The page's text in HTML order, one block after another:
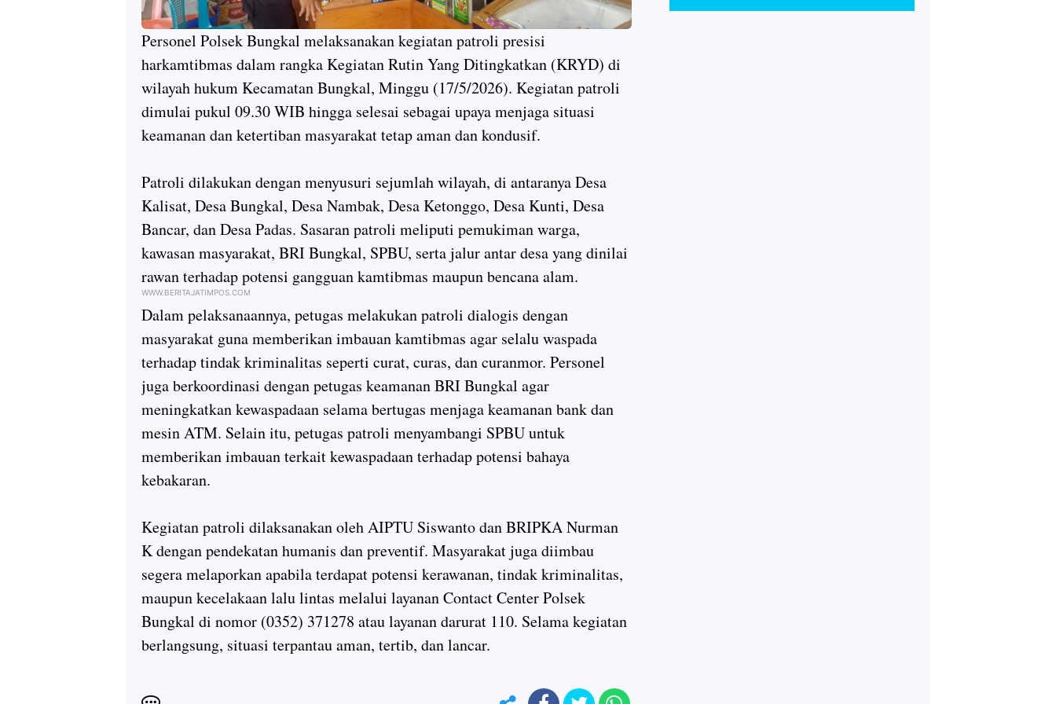
Personel Polsek Bungkal melaksanakan kegiatan patroli presisi
harkamtibmas dalam rangka Kegiatan Rutin Yang Ditingkatkan (KRYD) di
wilayah hukum Kecamatan Bungkal, Minggu (17/5/2026). Kegiatan patroli
dimulai pukul 09.30 WIB hingga selesai sebagai upaya menjaga situasi
keamanan dan ketertiban masyarakat tetap aman dan kondusif.
Patroli dilakukan dengan menyusuri sejumlah wilayah, di antaranya Desa
Kalisat, Desa Bungkal, Desa Nambak, Desa Ketonggo, Desa Kunti, Desa
Bancar, dan Desa Padas. Sasaran patroli meliputi pemukiman warga,
kawasan masyarakat, BRI Bungkal, SPBU, serta jalur antar desa yang dinilai
rawan terhadap potensi gangguan kamtibmas maupun bencana alam.
WWW.BERITAJATIMPOS.COM
Dalam pelaksanaannya, petugas melakukan patroli dialogis dengan
masyarakat guna memberikan imbauan kamtibmas agar selalu waspada
terhadap tindak kriminalitas seperti curat, curas, dan curanmor. Personel
juga berkoordinasi dengan petugas keamanan BRI Bungkal agar
meningkatkan kewaspadaan selama bertugas menjaga keamanan bank dan
mesin ATM. Selain itu, petugas patroli menyambangi SPBU untuk
memberikan imbauan terkait kewaspadaan terhadap potensi bahaya
kebakaran.
Kegiatan patroli dilaksanakan oleh AIPTU Siswanto dan BRIPKA Nurman
K dengan pendekatan humanis dan preventif. Masyarakat juga diimbau
segera melaporkan apabila terdapat potensi kerawanan, tindak kriminalitas,
maupun kecelakaan lalu lintas melalui layanan Contact Center Polsek
Bungkal di nomor (0352) 371278 atau layanan darurat 110. Selama kegiatan
berlangsung, situasi terpantau aman, tertib, dan lancar.